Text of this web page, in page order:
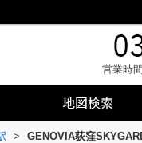
営業時
> GENOVIA荻窪